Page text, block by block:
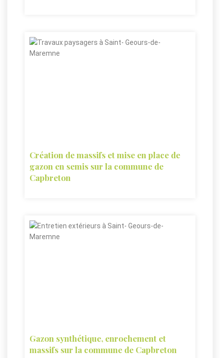
Création de massifs et mise en place de
gazon en semis sur la commune de
Capbreton
Gazon synthétique, enrochement et
massifs sur la commune de Capbreton